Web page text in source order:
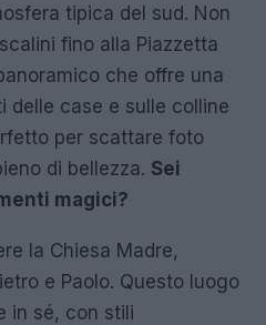
tipica del sud. Non
fino alla Piazzetta
che offre una
delle case e sulle colline
per scattare foto
di bellezza. Sei
magici?
la Chiesa Madre,
e Paolo. Questo luogo
in sé, con stili